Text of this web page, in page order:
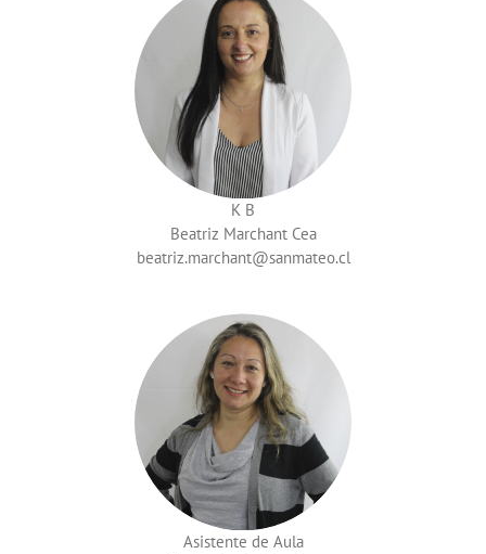
K B
Beatriz Marchant Cea
beatriz.marchant
Asistente de Aula